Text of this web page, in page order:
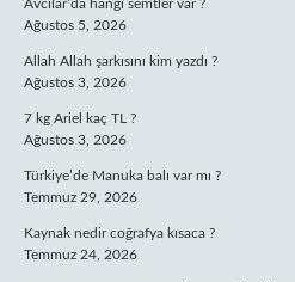
Avcılar’da hangi semtler var ?
Ağustos 5, 2026
Allah Allah şarkısını kim yazdı ?
Ağustos 3, 2026
7 kg Ariel kaç TL ?
Ağustos 3, 2026
Türkiye’de Manuka balı var mı ?
Temmuz 29, 2026
Kaynak nedir coğrafya kısaca ?
Temmuz 24, 2026